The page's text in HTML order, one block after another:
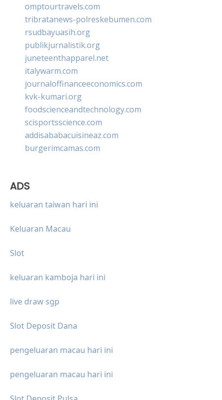
omptourtravels.com
tribratanews-polreskebumen.com
rsudbayuasih.org
publikjurnalistik.org
juneteenthapparel.net
italywarm.com
journaloffinanceeconomics.com
kvk-kumari.org
foodscienceandtechnology.com
scisportsscience.com
addisababacuisineaz.com
burgerimcamas.com
ADS
keluaran taiwan hari ini
Keluaran Macau
Slot
keluaran kamboja hari ini
live draw sgp
Slot Deposit Dana
pengeluaran macau hari ini
pengeluaran macau hari ini